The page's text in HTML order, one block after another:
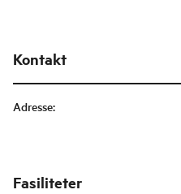
Kontakt
Adresse:
Fasiliteter